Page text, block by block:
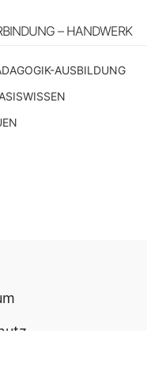
– HANDWERK
AUSBILDUNG